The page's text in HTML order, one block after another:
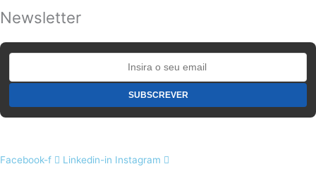
Newsletter
Facebook-f Linkedin-in Instagram